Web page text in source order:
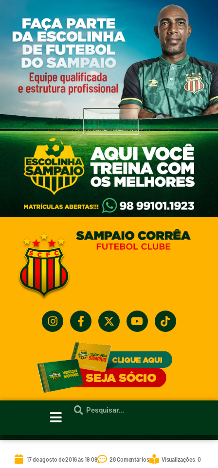
17 de agosto de 2016 às 19:09 28 Comentários Visualizações: 0